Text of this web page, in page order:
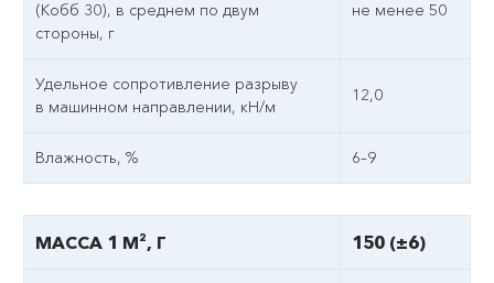
(Кобб 30), в среднем по двум
стороны, г
не менее 50
Удельное сопротивление разрыву
в машинном направлении, кН/м
12,0
Влажность, % 6–9
МАССА 1 М², Г 150 (±6)